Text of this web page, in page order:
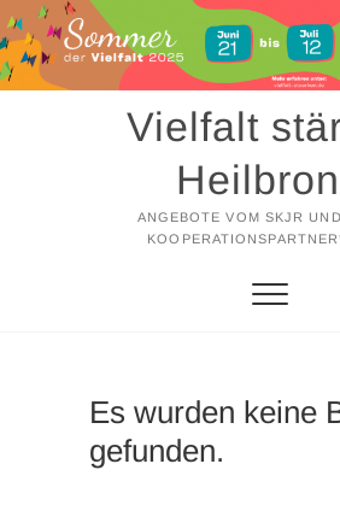
Zum
Inhalt
springen
Vielfalt
ANGEBOTE VOM SKJR
Es wurden keine
gefunden.